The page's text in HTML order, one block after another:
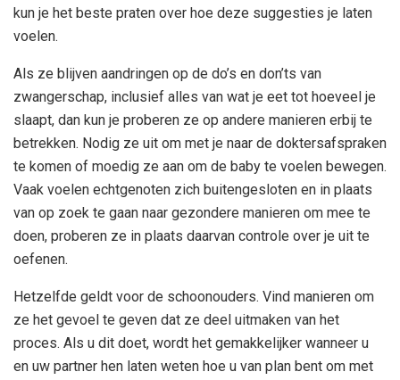
kun je het beste praten over hoe deze suggesties je laten
voelen.
Als ze blijven aandringen op de do’s en don’ts van
zwangerschap, inclusief alles van wat je eet tot hoeveel je
slaapt, dan kun je proberen ze op andere manieren erbij te
betrekken. Nodig ze uit om met je naar de doktersafspraken
te komen of moedig ze aan om de baby te voelen bewegen.
Vaak voelen echtgenoten zich buitengesloten en in plaats
van op zoek te gaan naar gezondere manieren om mee te
doen, proberen ze in plaats daarvan controle over je uit te
oefenen.
Hetzelfde geldt voor de schoonouders. Vind manieren om
ze het gevoel te geven dat ze deel uitmaken van het
proces. Als u dit doet, wordt het gemakkelijker wanneer u
en uw partner hen laten weten hoe u van plan bent om met